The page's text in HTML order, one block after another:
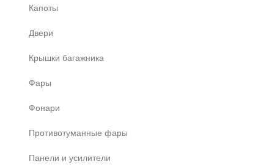
Капоты
Двери
Крышки багажника
Фары
Фонари
Противотуманные фары
Панели и усилители